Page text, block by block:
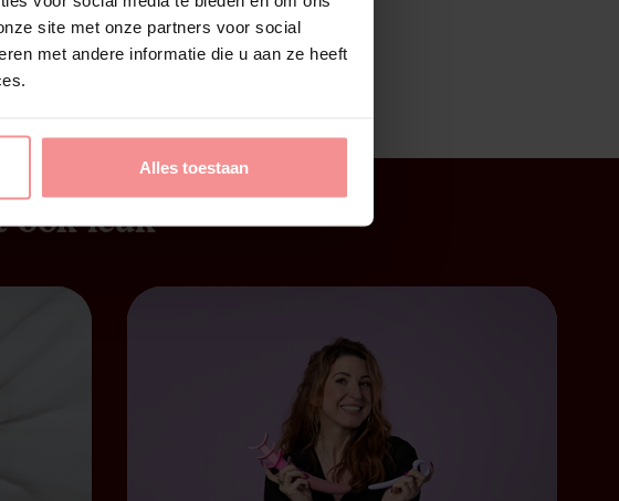
site met onze partners voor social
met andere informatie die u aan ze heeft
Alles toestaan
ook leuk